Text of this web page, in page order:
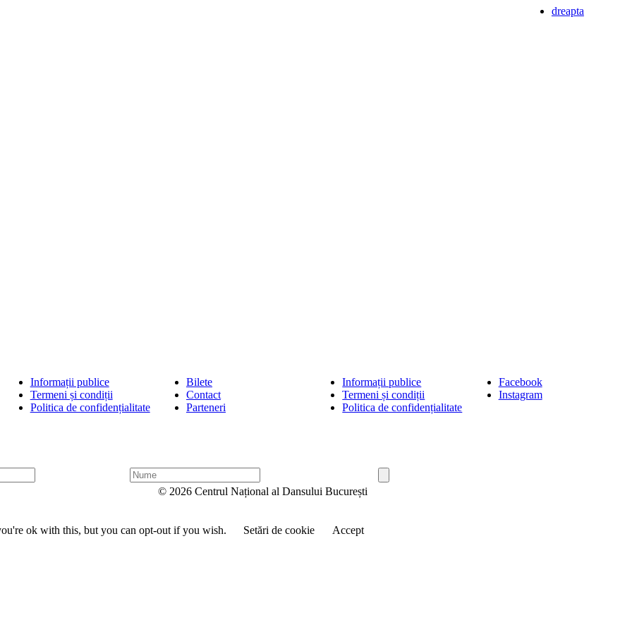
dreapta
Informații publice
Termeni și condiții
Politica de confidențialitate
Bilete
Contact
Parteneri
Informații publice
Termeni și condiții
Politica de confidențialitate
Facebook
Instagram
N
u
© 2026 Centrul Național al Dansului București
ok with this, but you can opt-out if you wish. Setări de cookie Accept